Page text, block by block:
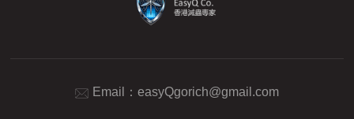
Email： easyQgorich@gmail.com